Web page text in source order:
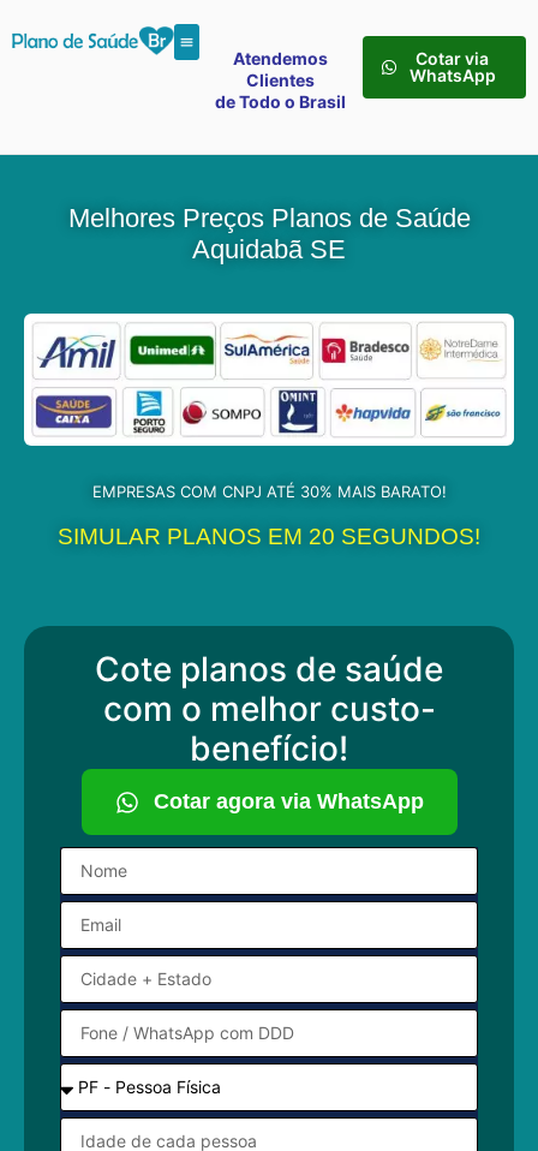
Atendemos
Clientes
de Todo o Brasil
Cotar via
WhatsApp
Melhores Preços Planos de Saúde
Aquidabã SE
EMPRESAS COM CNPJ ATÉ 30% MAIS BARATO!
SIMULAR PLANOS EM 20 SEGUNDOS!
Cote planos de saúde
com o melhor custo-
benefício!
Cotar agora via WhatsApp